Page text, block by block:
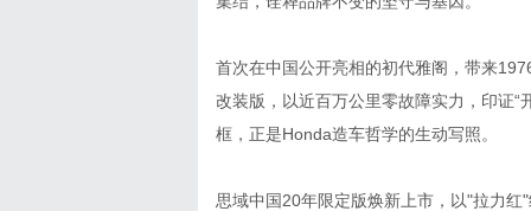
首次在中国公开亮相的初代雅阁，带来
改装版，以近百万公里零故障实力，印证
框，正是Honda造车哲学的生动写照。
思域中国20年限定版焕新上市，以"拉力